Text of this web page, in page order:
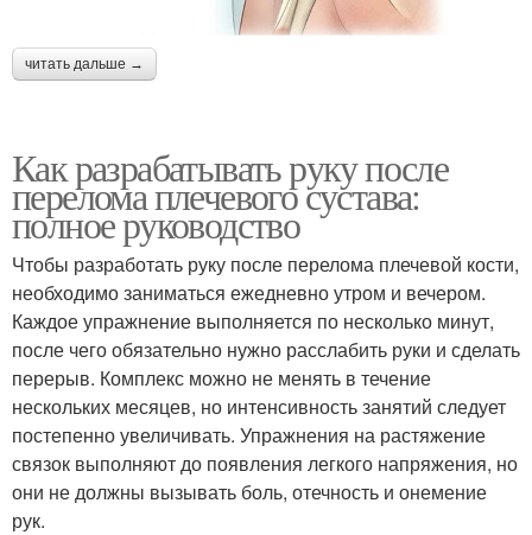
читать дальше →
Как разрабатывать руку после
перелома плечевого сустава:
полное руководство
Чтобы разработать руку после перелома плечевой кости,
необходимо заниматься ежедневно утром и вечером.
Каждое упражнение выполняется по несколько минут,
после чего обязательно нужно расслабить руки и сделать
перерыв. Комплекс можно не менять в течение
нескольких месяцев, но интенсивность занятий следует
постепенно увеличивать. Упражнения на растяжение
связок выполняют до появления легкого напряжения, но
они не должны вызывать боль, отечность и онемение
рук.